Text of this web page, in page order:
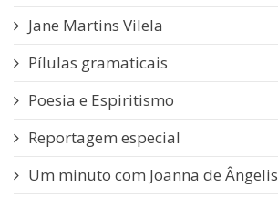
Jane Martins Vilela
Pílulas gramaticais
Poesia e Espiritismo
Reportagem especial
Um minuto com Joanna de Ângelis